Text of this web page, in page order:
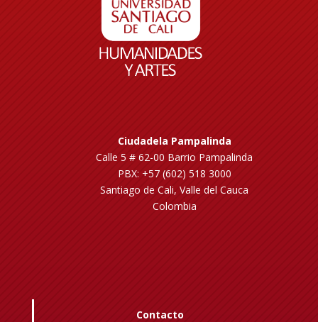
Ciudadela Pampalinda
Calle 5 # 62-00 Barrio Pampalinda
PBX: +57 (602) 518 3000
Santiago de Cali, Valle del Cauca
Colombia
Contacto